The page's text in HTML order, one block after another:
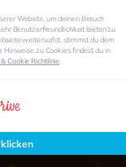
Website, um deinen Besuch
Benutzerfreundlichkeit bieten zu
weitersurfst, stimmst du dem
Hinweise zu Cookies findest du in
Cookie Richtlinie